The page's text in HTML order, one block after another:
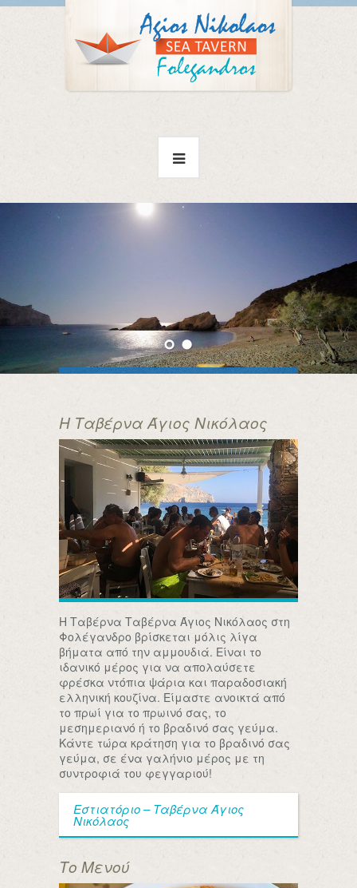
Η Ταβέρνα Άγιος Νικόλαος
Η Ταβέρνα Ταβέρνα Άγιος Νικόλαος στη
Φολέγανδρο βρίσκεται μόλις λίγα
βήματα από την αμμουδιά. Είναι το
ιδανικό μέρος για να απολαύσετε
φρέσκα ντόπια ψάρια και παραδοσιακή
ελληνική κουζίνα. Είμαστε ανοικτά από
το πρωί για το πρωινό σας, το
μεσημεριανό ή το βραδινό σας γεύμα.
Κάντε τώρα κράτηση για το βραδινό σας
γεύμα, σε ένα γαλήνιο μέρος με τη
συντροφιά του φεγγαριού!
Εστιατόριο – Ταβέρνα Άγιος
Νικόλαος
Το Μενού